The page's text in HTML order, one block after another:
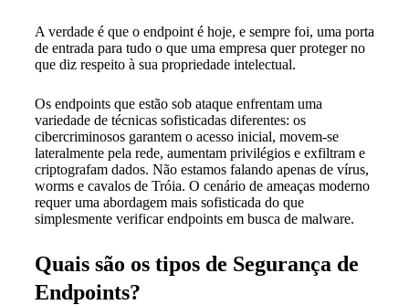
A verdade é que o endpoint é hoje, e sempre foi, uma porta
de entrada para tudo o que uma empresa quer proteger no
que diz respeito à sua propriedade intelectual.
Os endpoints que estão sob ataque enfrentam uma
variedade de técnicas sofisticadas diferentes: os
cibercriminosos garantem o acesso inicial, movem-se
lateralmente pela rede, aumentam privilégios e exfiltram e
criptografam dados. Não estamos falando apenas de vírus,
worms e cavalos de Tróia. O cenário de ameaças moderno
requer uma abordagem mais sofisticada do que
simplesmente verificar endpoints em busca de malware.
Quais são os tipos de Segurança de
Endpoints?